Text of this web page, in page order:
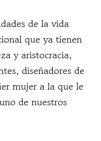
de la vida
que ya tienen
y aristocracia,
diseñadores de
mujer a la que le
de nuestros